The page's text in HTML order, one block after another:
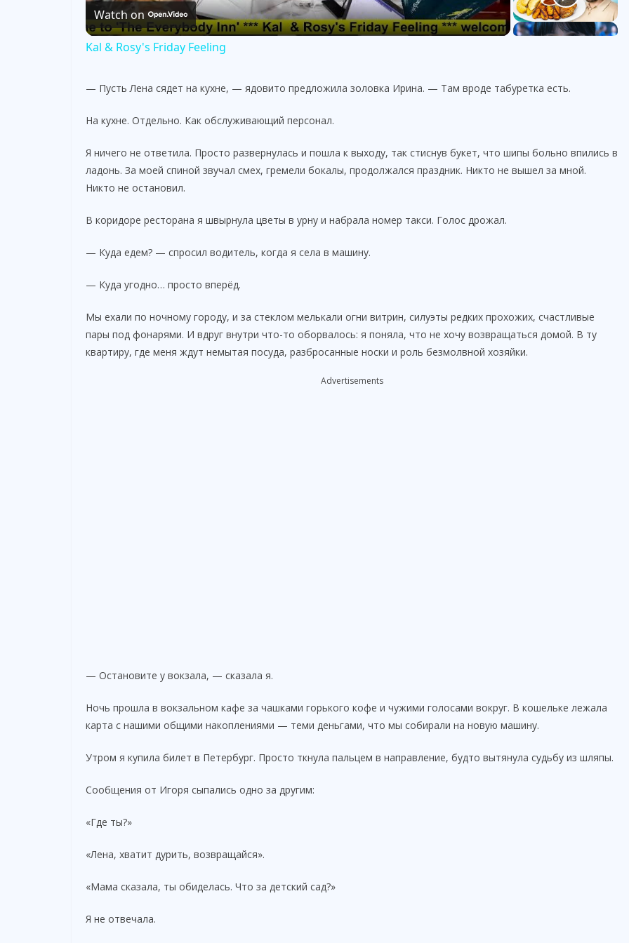
a
i
e
Watch on
Kal & Rosy's Friday Feeling
— Пусть Лена сядет на кухне, — ядовито предложила золовка Ирина. — Там вроде табуретка есть.
На кухне. Отдельно. Как обслуживающий персонал.
Я ничего не ответила. Просто развернулась и пошла к выходу, так стиснув букет, что шипы больно впились в
ладонь. За моей спиной звучал смех, гремели бокалы, продолжался праздник. Никто не вышел за мной.
Никто не остановил.
В коридоре ресторана я швырнула цветы в урну и набрала номер такси. Голос дрожал.
— Куда едем? — спросил водитель, когда я села в машину.
— Куда угодно… просто вперёд.
Мы ехали по ночному городу, и за стеклом мелькали огни витрин, силуэты редких прохожих, счастливые
пары под фонарями. И вдруг внутри что-то оборвалось: я поняла, что не хочу возвращаться домой. В ту
квартиру, где меня ждут немытая посуда, разбросанные носки и роль безмолвной хозяйки.
Advertisements
— Остановите у вокзала, — сказала я.
Ночь прошла в вокзальном кафе за чашками горького кофе и чужими голосами вокруг. В кошельке лежала
карта с нашими общими накоплениями — теми деньгами, что мы собирали на новую машину.
Утром я купила билет в Петербург. Просто ткнула пальцем в направление, будто вытянула судьбу из шляпы.
Сообщения от Игоря сыпались одно за другим:
«Где ты?»
«Лена, хватит дурить, возвращайся».
«Мама сказала, ты обиделась. Что за детский сад?»
Я не отвечала.